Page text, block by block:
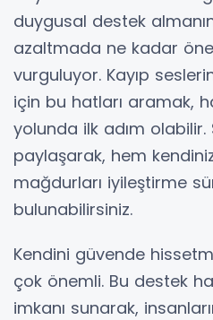
duygusal destek
azaltmada ne kadar
vurguluyor. Kayıp
için bu hatları aramak,
yolunda ilk adım olabilir.
paylaşarak, hem
mağdurları iyileştirme
bulunabilirsiniz.
Kendini güvende
çok önemli. Bu destek
imkanı sunarak,